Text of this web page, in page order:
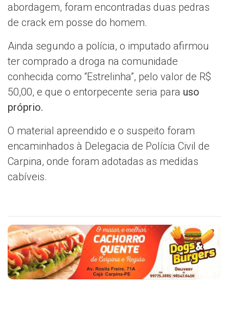
abordagem, foram encontradas duas pedras
de crack em posse do homem.
Ainda segundo a polícia, o imputado afirmou
ter comprado a droga na comunidade
conhecida como “Estrelinha”, pelo valor de R$
50,00, e que o entorpecente seria para uso
próprio.
O material apreendido e o suspeito foram
encaminhados à Delegacia de Polícia Civil de
Carpina, onde foram adotadas as medidas
cabíveis.